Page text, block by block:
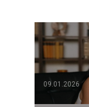
09.01.2026